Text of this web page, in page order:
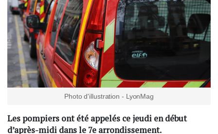
Photo d'illustration - LyonMag
Les pompiers ont été appelés ce jeudi en début
d’après-midi dans le 7e arrondissement.